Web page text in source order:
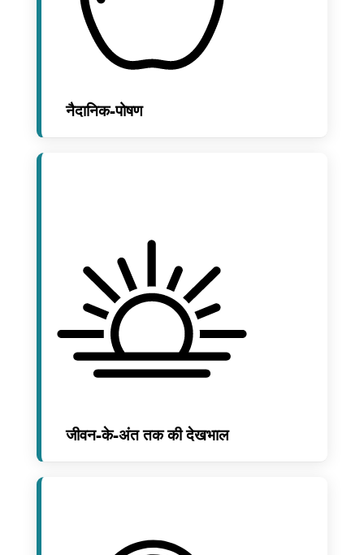
नैदानिक-पोषण
जीवन-के-अंत तक की देखभाल